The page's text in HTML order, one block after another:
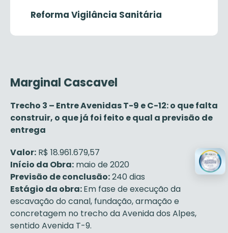
Reforma Vigilância Sanitária
Marginal Cascavel
Trecho 3 – Entre Avenidas T-9 e C-12: o que falta
construir, o que já foi feito e qual a previsão de
entrega
Valor: R$ 18.961.679,57
Início da Obra: maio de 2020
Previsão de conclusão:240 dias
Estágio da obra:Em fase de execução da
escavação do canal, fundação, armação e
concretagem no trecho da Avenida dos Alpes,
sentido Avenida T-9.